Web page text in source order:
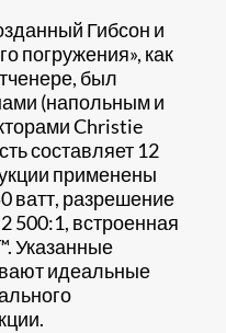
Гибсон и
погружения», как
был
(напольным и
Christie
составляет 12
применены
ватт, разрешение
500:1, встроенная
Указанные
идеальные